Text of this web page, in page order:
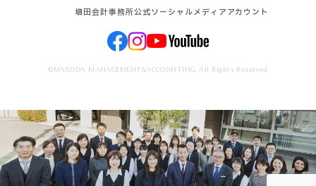
増田会計事務所公式ソーシャルメディアアカウント
©MASUDA MANAGEMENT&ACCOUNTING. All Rights Reserved.